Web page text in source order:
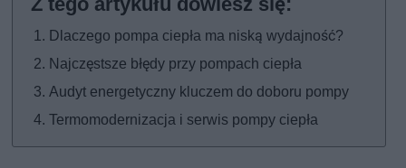
Dlaczego pompa ciepła ma niską wydajność?
Najczęstsze błędy przy pompach ciepła
Audyt energetyczny kluczem do doboru pompy
Termomodernizacja i serwis pompy ciepła